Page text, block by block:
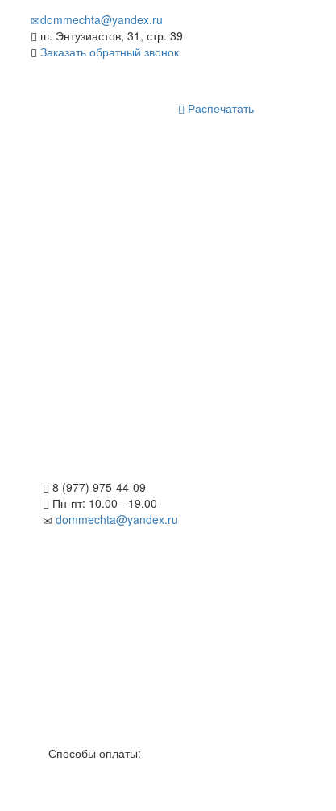
dommechta@yandex.ru
ш. Энтузиастов, 31, стр. 39
Заказать обратный звонок
Распечатать
8 (977) 975-44-09
Пн-пт: 10.00 - 19.00
dommechta@yandex.ru
Способы оплаты: